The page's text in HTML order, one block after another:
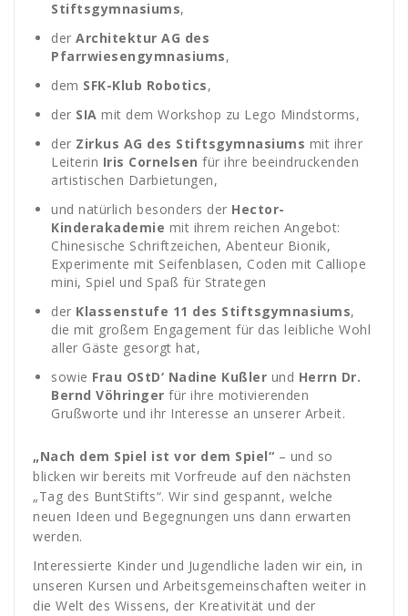
Stiftsgymnasiums,
der Architektur AG des
Pfarrwiesengymnasiums,
dem SFK-Klub Robotics,
der SIA mit dem Workshop zu Lego Mindstorms,
der Zirkus AG des Stiftsgymnasiums mit ihrer
Leiterin Iris Cornelsen für ihre beeindruckenden
artistischen Darbietungen,
und natürlich besonders der Hector-
Kinderakademie mit ihrem reichen Angebot:
Chinesische Schriftzeichen, Abenteur Bionik,
Experimente mit Seifenblasen, Coden mit Calliope
mini, Spiel und Spaß für Strategen
der Klassenstufe 11 des Stiftsgymnasiums,
die mit großem Engagement für das leibliche Wohl
aller Gäste gesorgt hat,
sowie Frau OStD‘ Nadine Kußler und Herrn Dr.
Bernd Vöhringer für ihre motivierenden
Grußworte und ihr Interesse an unserer Arbeit.
„Nach dem Spiel ist vor dem Spiel“ – und so
blicken wir bereits mit Vorfreude auf den nächsten
„Tag des BuntStifts“. Wir sind gespannt, welche
neuen Ideen und Begegnungen uns dann erwarten
werden.
Interessierte Kinder und Jugendliche laden wir ein, in
unseren Kursen und Arbeitsgemeinschaften weiter in
die Welt des Wissens, der Kreativität und der